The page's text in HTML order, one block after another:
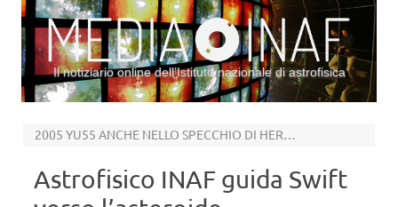
Il notiziario online dell’Istituto nazionale di astrofisica
2005 YU55 ANCHE NELLO SPECCHIO DI HERSCHEL
Astrofisico INAF guida Swift